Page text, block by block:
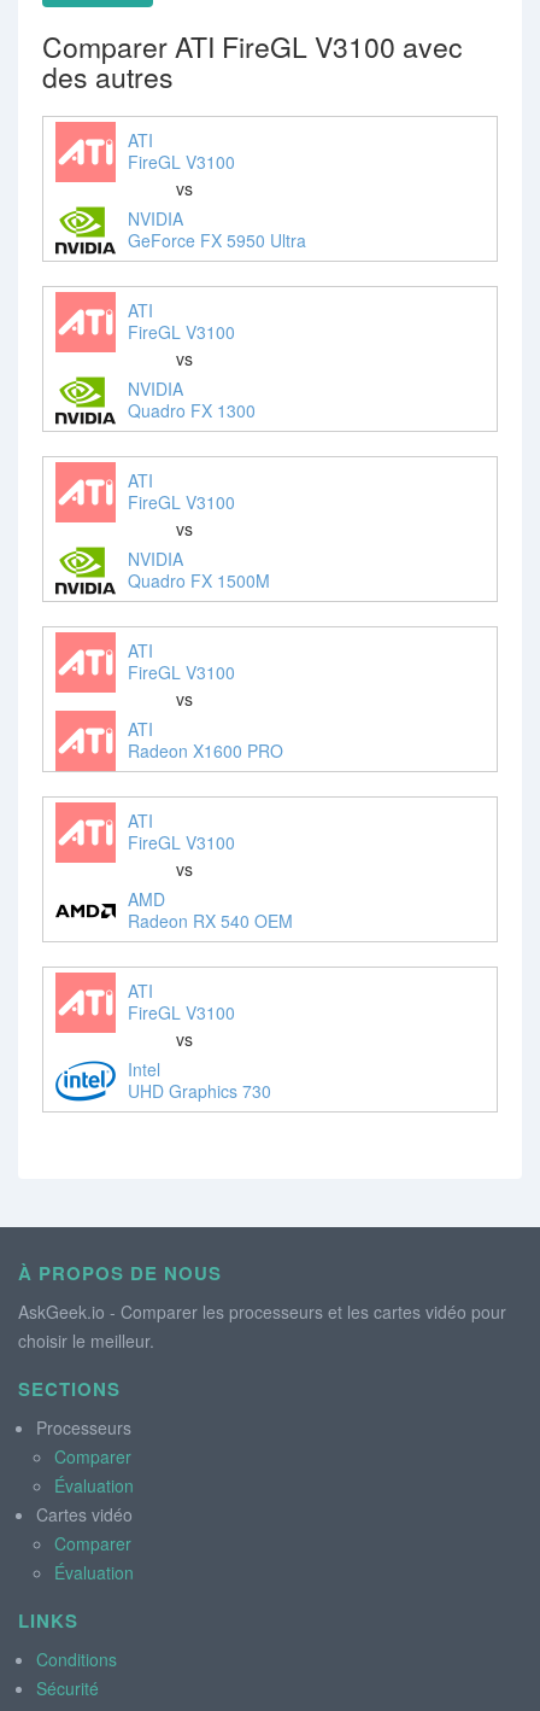
Comparer ATI FireGL V3100 avec
des autres
ATI
FireGL V3100
vs
NVIDIA
GeForce FX 5950 Ultra
ATI
FireGL V3100
vs
NVIDIA
Quadro FX 1300
ATI
FireGL V3100
vs
NVIDIA
Quadro FX 1500M
ATI
FireGL V3100
vs
ATI
Radeon X1600 PRO
ATI
FireGL V3100
vs
AMD
Radeon RX 540 OEM
ATI
FireGL V3100
vs
Intel
UHD Graphics 730
À PROPOS DE NOUS
AskGeek.io - Comparer les processeurs et les cartes vidéo pour
choisir le meilleur.
SECTIONS
Processeurs
Comparer
Évaluation
Cartes vidéo
Comparer
Évaluation
LINKS
Conditions
Sécurité